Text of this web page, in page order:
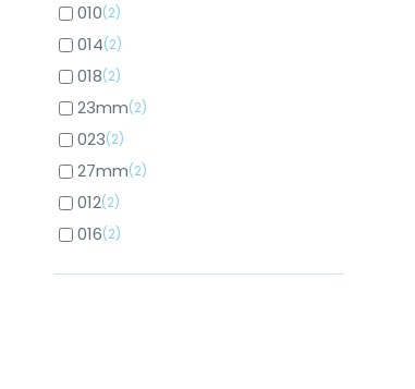
010(2)
014(2)
018(2)
23mm(2)
023(2)
27mm(2)
012(2)
016(2)